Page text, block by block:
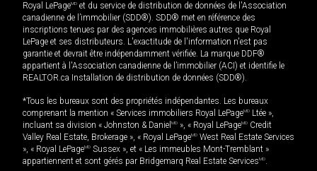
Royal LePageMD et du service de distribution de données de l'Association
canadienne de l’immobilier (SDD®). SDD® met en référence des
inscriptions tenues par des agences immobilières autres que Royal
LePage et ses distributeurs. L'exactitude de l'information n'est pas
garantie et devrait être indépendamment vérifiée. La marque DDF®
appartient à l'Association canadienne de l’immobilier (ACI) et identifie le
REALTOR.ca Installation de distribution de données (SDD®).
*Tous les bureaux sont des propriétés indépendantes. Les bureaux
comprenant la mention « Services immobiliers Royal LePageMD Ltée »,
incluant sa division « Johnston & Daniel MD », « Royal LePageMD Credit
Valley Real Estate, Brokerage », « Royal LePageMD West Real Estate Services
», « Royal LePageMD Sussex », et « Les immeubles Mont-Tremblant »
appartiennent et sont gérés par Bridgemarq Real Estate ServicesMD.